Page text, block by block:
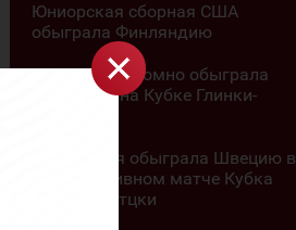
Юниорская сборная США
обыграла Финляндию
Канада разгромно обыграла
Словакию на Кубке Глинки-
Швейцария обыграла Швецию в
результативном матче Кубка
Глинки-Гретцки